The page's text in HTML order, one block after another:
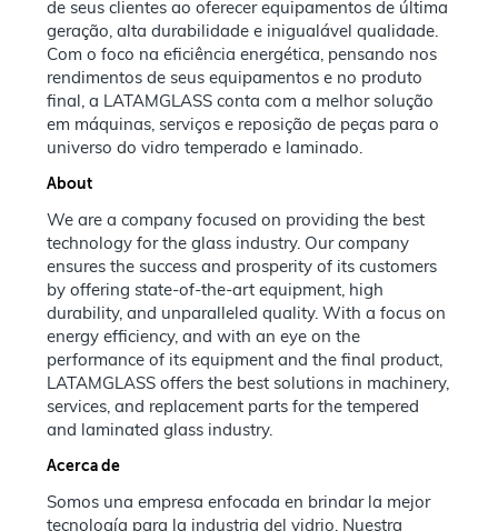
de seus clientes ao oferecer equipamentos de última
geração, alta durabilidade e inigualável qualidade.
Com o foco na eficiência energética, pensando nos
rendimentos de seus equipamentos e no produto
final, a LATAMGLASS conta com a melhor solução
em máquinas, serviços e reposição de peças para o
universo do vidro temperado e laminado.
About
We are a company focused on providing the best
technology for the glass industry. Our company
ensures the success and prosperity of its customers
by offering state-of-the-art equipment, high
durability, and unparalleled quality. With a focus on
energy efficiency, and with an eye on the
performance of its equipment and the final product,
LATAMGLASS offers the best solutions in machinery,
services, and replacement parts for the tempered
and laminated glass industry.
Acerca de
Somos una empresa enfocada en brindar la mejor
tecnología para la industria del vidrio. Nuestra